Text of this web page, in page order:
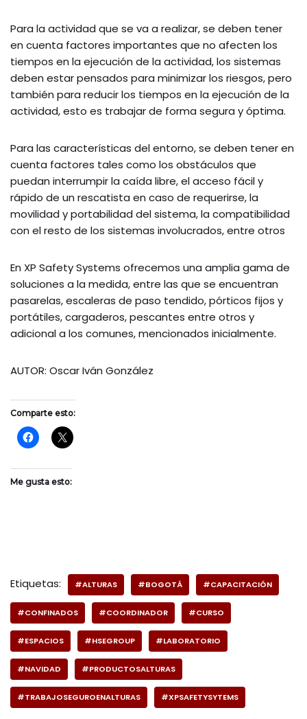
Para la actividad que se va a realizar, se deben tener
en cuenta factores importantes que no afecten los
tiempos en la ejecución de la actividad, los sistemas
deben estar pensados para minimizar los riesgos, pero
también para reducir los tiempos en la ejecución de la
actividad, esto es trabajar de forma segura y óptima.
Para las características del entorno, se deben tener en
cuenta factores tales como los obstáculos que
puedan interrumpir la caída libre, el acceso fácil y
rápido de un rescatista en caso de requerirse, la
movilidad y portabilidad del sistema, la compatibilidad
con el resto de los sistemas involucrados, entre otros
En XP Safety Systems ofrecemos una amplia gama de
soluciones a la medida, entre las que se encuentran
pasarelas, escaleras de paso tendido, pórticos fijos y
portátiles, cargaderos, pescantes entre otros y
adicional a los comunes, mencionados inicialmente.
AUTOR: Oscar Iván González
Comparte esto:
Me gusta esto:
Etiquetas: #ALTURAS #BOGOTÁ #CAPACITACIÓN
#CONFINADOS #COORDINADOR #CURSO
#ESPACIOS #HSEGROUP #LABORATORIO
#NAVIDAD #PRODUCTOSALTURAS
#TRABAJOSEGUROENALTURAS #XPSAFETYSYTEMS